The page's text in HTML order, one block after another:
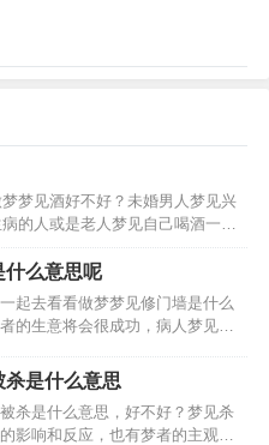
梦见酒好不好？未婚男人梦见兴
的人或是老人梦见自己喝酒一饮
见给丈夫倒酒，暗示要生孩子。
情人会恩爱如初。女人…
什么意思呢
起去看看做梦梦见修门墙是什么
的生意将会很成功，病人梦见装
可能做了什么对不起家庭的事
房子，预示梦者着因为自己的虚
起家庭…
是什么意思
杀是什么意思，好不好？梦见杀
影响和反应，也有梦者的主观想